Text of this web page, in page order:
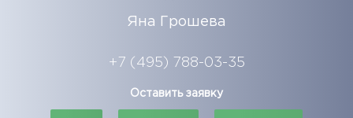
Яна Грошева
+7 (495) 788-03-35
Оставить заявку